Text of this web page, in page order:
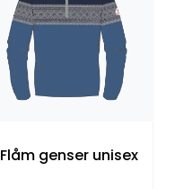
Flåm genser unisex